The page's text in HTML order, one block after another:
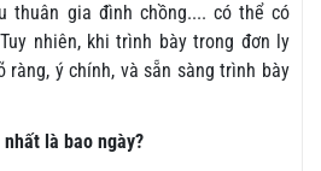
thuân gia đình chồng.... có thể có
nhiên, khi trình bày trong đơn ly
ràng, ý chính, và sẵn sàng trình bày
là bao ngày?